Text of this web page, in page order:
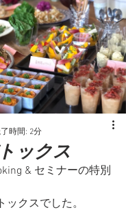
ックス
時間: 2分
& セミナーの特別
クスでした。